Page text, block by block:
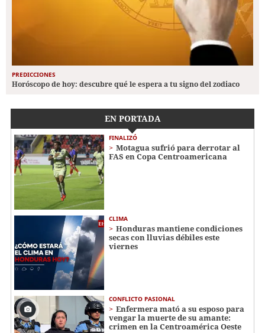
PREDICCIONES
Horóscopo de hoy: descubre qué le espera a tu signo del zodiaco
EN PORTADA
FINALIZÓ
Motagua sufrió para derrotar al
FAS en Copa Centroamericana
CLIMA
Honduras mantiene condiciones
secas con lluvias débiles este
viernes
CONFLICTO PASIONAL
Enfermera mató a su esposo para
vengar la muerte de su amante:
crimen en la Centroamérica Oeste